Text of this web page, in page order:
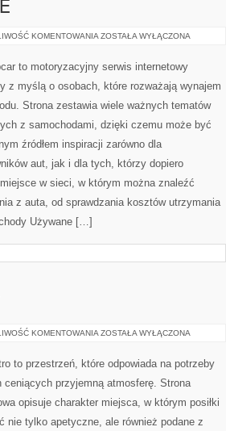
KOMENTOWANIA SAMOCHODY
ZOSTAŁA WYŁĄCZONA
to motoryzacyjny serwis internetowy
z myślą o osobach, które rozważają wynajem
Strona zestawia wiele ważnych tematów
z samochodami, dzięki czemu może być
źródłem inspiracji zarówno dla
aut, jak i dla tych, którzy dopiero
w sieci, w którym można znaleźć
z auta, od sprawdzania kosztów utrzymania
Używane […]
KOMENTOWANIA PORADNIK
ZOSTAŁA WYŁĄCZONA
to przestrzeń, które odpowiada na potrzeby
ceniących przyjemną atmosferę. Strona
opisuje charakter miejsca, w którym posiłki
nie tylko apetyczne, ale również podane z